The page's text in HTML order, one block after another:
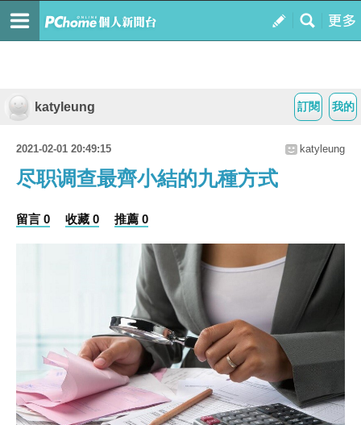
我的
訂閱
katyleung
2021-02-01 20:49:15 katyleung
尽职调查最齊小結的九種方式
留言 0 收藏 0 推薦 0